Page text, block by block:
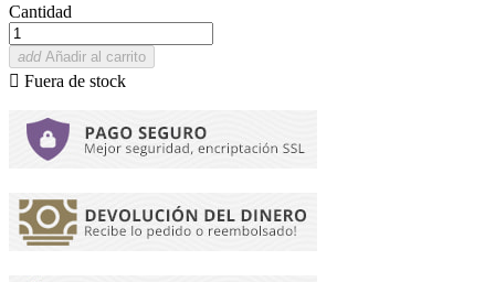
Cantidad
add Añadir al carrito
 Fuera de stock